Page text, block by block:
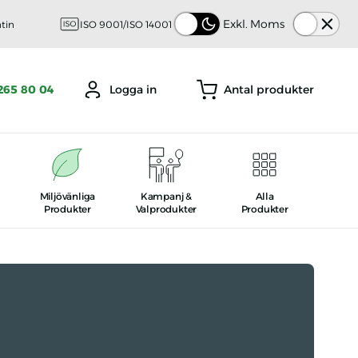
80 04
Logga in Antal produkter
Miljövänliga
Produkter
Kampanj&
Valprodukter
Alla
Produkter
Exkl. Moms
Tema
ISO 9001/ISO 14001